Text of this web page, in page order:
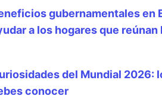
gubernamentales en
a los hogares que
del Mundial 2026:
conocer